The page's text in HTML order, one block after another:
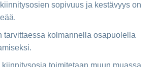
sopivuus ja kestävyys on
tarvittaessa kolmannella osapuolella